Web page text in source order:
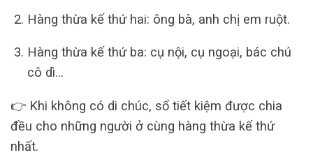
Hàng thừa kế thứ hai: ông bà, anh chị em ruột.
Hàng thừa kế thứ ba: cụ nội, cụ ngoại, bác chú
cô dì…
👉 Khi không có di chúc, sổ tiết kiệm được chia
đều cho những người ở cùng hàng thừa kế thứ
nhất.